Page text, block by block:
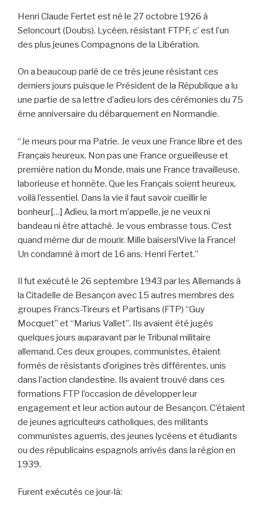
Henri Claude Fertet est né le 27 octobre 1926 à
Seloncourt (Doubs). Lycéen, résistant FTPF, c’ est l’un
des plus jeunes Compagnons de la Libération.
On a beaucoup parlé de ce très jeune résistant ces
derniers jours puisque le Président de la République a lu
une partie de sa lettre d’adieu lors des cérémonies du 75
ème anniversaire du débarquement en Normandie.
“Je meurs pour ma Patrie. Je veux une France libre et des
Français heureux. Non pas une France orgueilleuse et
première nation du Monde, mais une France travailleuse,
laborieuse et honnête. Que les Français soient heureux,
voilà l’essentiel. Dans la vie il faut savoir cueillir le
bonheur[…] Adieu, la mort m’appelle, je ne veux ni
bandeau ni être attaché. Je vous embrasse tous. C’est
quand même dur de mourir. Mille baisers!Vive la France!
Un condamné à mort de 16 ans. Henri Fertet.”
Il fut exécuté le 26 septembre 1943 par les Allemands à
la Citadelle de Besançon avec 15 autres membres des
groupes Francs-Tireurs et Partisans (FTP) “Guy
Mocquet” et “Marius Vallet”. Ils avaient été jugés
quelques jours auparavant par le Tribunal militaire
allemand. Ces deux groupes, communistes, étaient
formés de résistants d’origines très différentes, unis
dans l’action clandestine. Ils avaient trouvé dans ces
formations FTP l’occasion de développer leur
engagement et leur action autour de Besançon. C’étaient
de jeunes agriculteurs catholiques, des militants
communistes aguerris, des jeunes lycéens et étudiants
ou des républicains espagnols arrivés dans la région en
1939.
Furent exécutés ce jour-là: